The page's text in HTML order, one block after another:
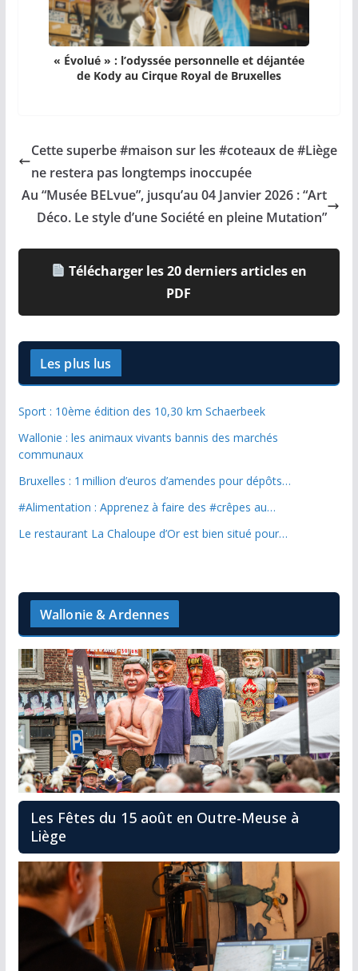
« Évolué » : l’odyssée personnelle et déjantée
de Kody au Cirque Royal de Bruxelles
Cette superbe #maison sur les #coteaux de #Liège
ne restera pas longtemps inoccupée
Au “Musée BELvue”, jusqu’au 04 Janvier 2026 : “Art
Déco. Le style d’une Société en pleine Mutation”
Télécharger les 20 derniers articles en
PDF
Les plus lus
Sport : 10ème édition des 10,30 km Schaerbeek
Wallonie : les animaux vivants bannis des marchés
communaux
Bruxelles : 1 million d’euros d’amendes pour dépôts…
#Alimentation : Apprenez à faire des #crêpes au…
Le restaurant La Chaloupe d’Or est bien situé pour…
Wallonie & Ardennes
Les Fêtes du 15 août en Outre-Meuse à
Liège